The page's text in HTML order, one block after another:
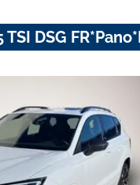
TSI DSG